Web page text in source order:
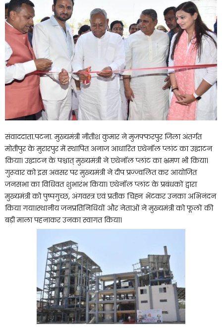
संवाददाता.पटना. मुख्यमंत्री नीतीश कुमार ने मुजफ्फरपुर जिला अंतर्गत
मोतीपुर के मुरारपुर में स्थापित अनाज आधारित एथेनॉल प्लांट का उद्घाटन
किया। उद्घाटन के पश्चात् मुख्यमंत्री ने एथेनॉल प्लांट का भ्रमण भी किया।
गुरूवार को इस अवसर पर मुख्यमंत्री ने दीप प्रज्ज्वलित कर आयोजित
जनसभा का विधिवत शुभारंभ किया। एथेनॉल प्लांट के प्रबंधकों द्वारा
मुख्यमंत्री को पुष्पगुच्छ, अंगवस्त्र एवं प्रतीक चिह्न भेंटकर उनका अभिनंदन
किया गया।स्थानीय जनप्रतिनिधियों और नेताओं ने मुख्यमंत्री को फूलों की
बड़ी माला पहनाकर उनका स्वागत किया।